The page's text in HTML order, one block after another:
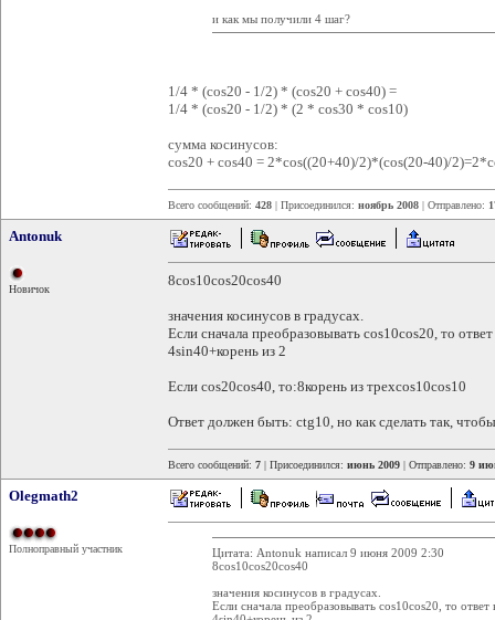
и как мы получили 4 шаг?
1/4 * (cos20 - 1/2) * (cos20 + cos40) =
1/4 * (cos20 - 1/2) * (2 * cos30 * cos10)
сумма косинусов:
cos20 + cos40 = 2*cos((20+40)/2)*(cos(20-40)/
Всего сообщений: 428 | Присоединился: ноябрь 2008 | Отправлено:
Antonuk
Новичок
8cos10cos20cos40
значения косинусов в градусах.
Если сначала преобразовывать cos10cos20, то
4sin40+корень из 2
Если cos20cos40, то:8корень из трехcos10cos10
Ответ должен быть: ctg10, но как сделать так,
Всего сообщений: 7 | Присоединился: июнь 2009 | Отправлено: 9
Olegmath2
Полноправный участник
Цитата: Antonuk написал 9 июня 2009 2:30
8cos10cos20cos40
значения косинусов в градусах.
Если сначала преобразовывать cos10cos20, то